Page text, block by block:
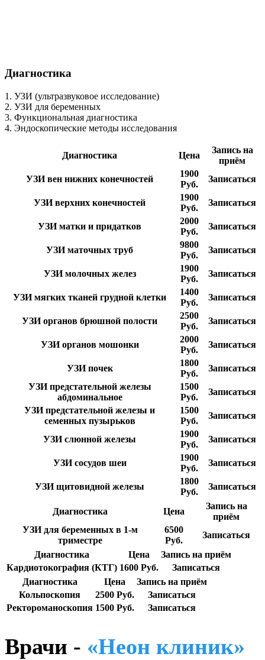
Диагностика
1. УЗИ (ультразвуковое исследование)
2. УЗИ для беременных
3. Функциональная диагностика
4. Эндоскопические методы исследования
Диагностика Цена
Запись на
приём
УЗИ вен нижних конечностей
1900
Руб.
Записаться
УЗИ верхних конечностей
1900
Руб.
Записаться
УЗИ матки и придатков
2000
Руб.
Записаться
УЗИ маточных труб
9800
Руб.
Записаться
УЗИ молочных желез
1900
Руб.
Записаться
УЗИ мягких тканей грудной клетки
1400
Руб.
Записаться
УЗИ органов брюшной полости
2500
Руб.
Записаться
УЗИ органов мошонки
2000
Руб.
Записаться
УЗИ почек
1800
Руб.
Записаться
УЗИ предстательной железы
абдоминальное
1500
Руб.
Записаться
УЗИ предстательной железы и
семенных пузырьков
1500
Руб.
Записаться
УЗИ слюнной железы
1900
Руб.
Записаться
УЗИ сосудов шеи
1900
Руб.
Записаться
УЗИ щитовидной железы
1800
Руб.
Записаться
Диагностика Цена
Запись на
приём
УЗИ для беременных в 1-м
триместре
6500
Руб.
Записаться
Диагностика
Цена
Запись на приём
Кардиотокография (КТГ) 1600 Руб.
Записаться
Диагностика
Цена
Запись на приём
Кольпоскопия
2500 Руб.
Записаться
Ректороманоскопия 1500 Руб. Записаться
Врачи - «Неон клиник»